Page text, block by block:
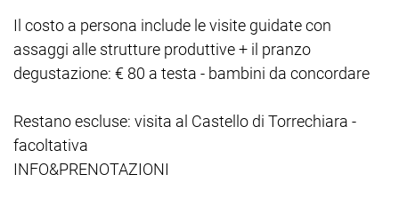
Il costo a persona include le visite guidate con
assaggi alle strutture produttive + il pranzo
degustazione: € 80 a testa - bambini da concordare
Restano escluse: visita al Castello di Torrechiara -
facoltativa
INFO&PRENOTAZIONI